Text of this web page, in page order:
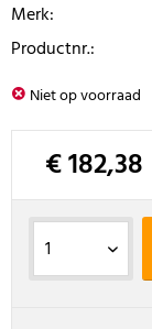
Merk:
Productnr.:
Niet op voorraad
€ 182,38